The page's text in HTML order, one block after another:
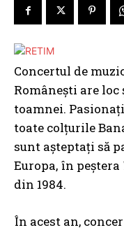
Concertul de
Românești are
toamnei.
toate colțurile
sunt așteptați să
Europa, în
din 1984.
În acest an,